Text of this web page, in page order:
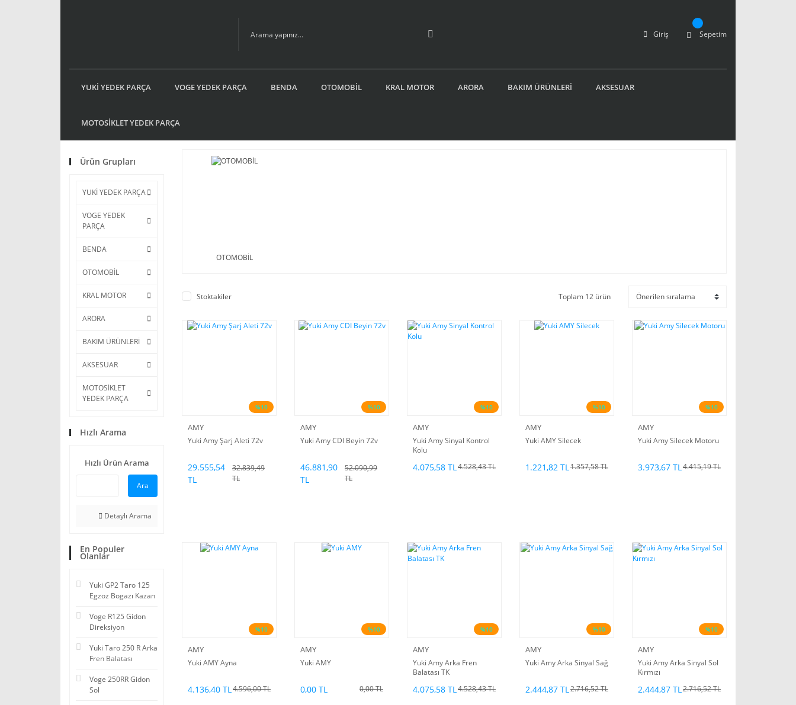
Giriş Sepetim
YUKİ YEDEK PARÇA VOGE YEDEK PARÇA BENDA OTOMOBİL KRAL MOTOR ARORA BAKIM ÜRÜNLERİ AKSESUAR
MOTOSİKLET YEDEK PARÇA
Ürün Grupları
YUKİ YEDEK PARÇA
VOGE YEDEK
PARÇA
BENDA
OTOMOBİL
KRAL MOTOR
ARORA
BAKIM ÜRÜNLERİ
AKSESUAR
MOTOSİKLET
YEDEK PARÇA
Hızlı Arama
Hızlı Ürün Arama
Ara
Detaylı Arama
En Populer
Olanlar
Yuki GP2 Taro 125
Egzoz Bogazı Kazan
Voge R125 Gidon
Direksiyon
Yuki Taro 250 R Arka
Fren Balatası
Voge 250RR Gidon
Sol
OTOMOBİL
Stoktakiler Toplam 12 ürün
%10
AMY
Yuki Amy Şarj Aleti 72v
29.555,54
TL
32.839,49
TL
%10
AMY
Yuki Amy CDI Beyin 72v
46.881,90
TL
52.090,99
TL
%10
AMY
Yuki Amy Sinyal Kontrol
Kolu
4.075,58 TL 4.528,43 TL
%10
AMY
Yuki AMY Silecek
1.221,82 TL 1.357,58 TL
%10
AMY
Yuki Amy Silecek Motoru
3.973,67 TL 4.415,19 TL
%10
AMY
Yuki AMY Ayna
4.136,40 TL 4.596,00 TL
%10
AMY
Yuki AMY
0,00 TL 0,00 TL
%10
AMY
Yuki Amy Arka Fren
Balatası TK
4.075,58 TL 4.528,43 TL
%10
AMY
Yuki Amy Arka Sinyal Sağ
2.444,87 TL 2.716,52 TL
%10
AMY
Yuki Amy Arka Sinyal Sol
Kırmızı
2.444,87 TL 2.716,52 TL